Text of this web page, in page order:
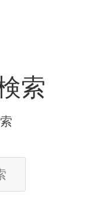
索